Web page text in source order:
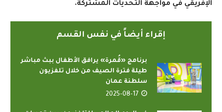
الإفريقي في مواجهة التحديات المشتركة.
إقراء أيضاً في نفس القسم
برنامج «قُمرة» يرافق الأطفال ببث مباشر
طيلة فترة الصيف من خلال تلفزيون
سلطنة عمان
2025-08-17